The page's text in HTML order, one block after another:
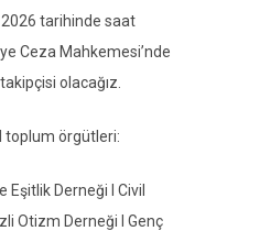
2026 tarihinde saat
Ceza Mahkemesi’nde
olacağız.
toplum örgütleri:
Eşitlik Derneği I Civil
Otizm Derneği I Genç